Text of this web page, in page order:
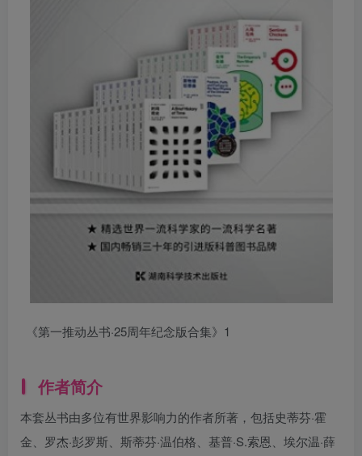
《第一推动丛书·25周年纪念版合集》1
作者简介
本套丛书由多位有世界影响力的作者所著，包括史蒂芬·霍
金、罗杰·彭罗斯、斯蒂芬·温伯格、基普·S.索恩、埃尔温·薛